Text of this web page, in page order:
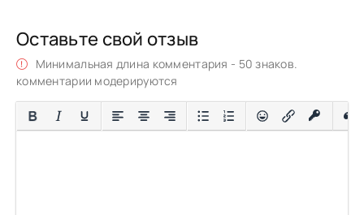
Оставьте свой отзыв
Минимальная длина комментария - 50 знаков.
комментарии модерируются